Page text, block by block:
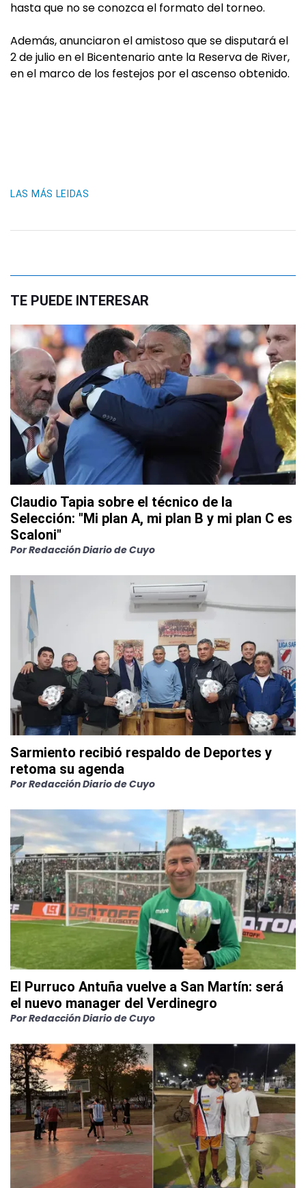
hasta que no se conozca el formato del torneo.
Además, anunciaron el amistoso que se disputará el
2 de julio en el Bicentenario ante la Reserva de River,
en el marco de los festejos por el ascenso obtenido.
LAS MÁS LEIDAS
TE PUEDE INTERESAR
Claudio Tapia sobre el técnico de la
Selección: "Mi plan A, mi plan B y mi plan C es
Scaloni"
PorRedacción Diario de Cuyo
Sarmiento recibió respaldo de Deportes y
retoma su agenda
PorRedacción Diario de Cuyo
El Purruco Antuña vuelve a San Martín: será
el nuevo manager del Verdinegro
PorRedacción Diario de Cuyo